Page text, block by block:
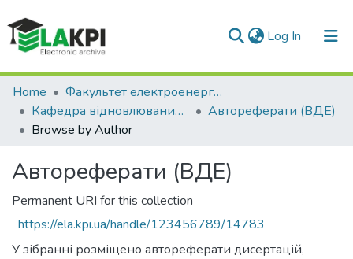
Log In (current)
Communities & Collections
All of DSpace
Home
Факультет електроенерготехніки та автоматики (ФЕА)
Кафедра відновлюваних джерел енергії (ВДЕ)
Автореферати (ВДЕ)
Browse by Author
Автореферати (ВДЕ)
Permanent URI for this collection
https://ela.kpi.ua/handle/123456789/14783
У зібранні розміщено автореферати дисертацій,